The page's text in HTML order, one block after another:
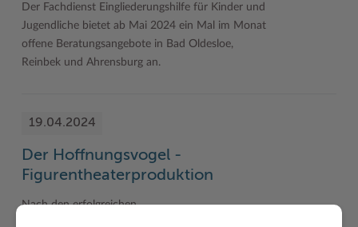
Der Fachdienst Eingliederungshilfe für Kinder und
Jugendliche bietet ab Mai 2024 ein Mal im Monat
offene Beratungsangebote in Bad Oldesloe,
Reinbek und Ahrensburg an.
19.04.2024
Der Hoffnungsvogel -
Figurentheaterproduktion
Nach den erfolgreichen